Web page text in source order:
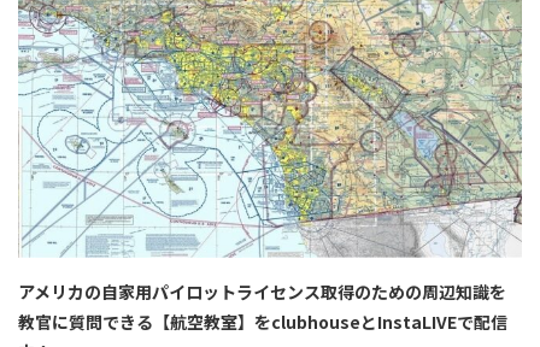
アメリカの自家用パイロットライセンス取得のための周辺知識を
教官に質問できる【航空教室】をclubhouseとInstaLIVEで配信